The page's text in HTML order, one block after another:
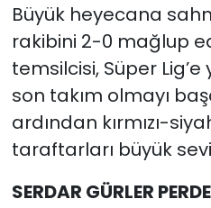
Büyük heyecana
rakibini 2-0 mağlup
temsilcisi, Süper
son takım olmayı
ardından kırmızı-
taraftarları büyük
SERDAR GÜRLER